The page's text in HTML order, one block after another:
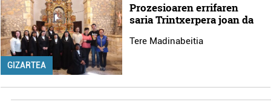
GIZARTEA
Prozesioaren errifaren
saria Trintxerpera joan da
Tere Madinabeitia